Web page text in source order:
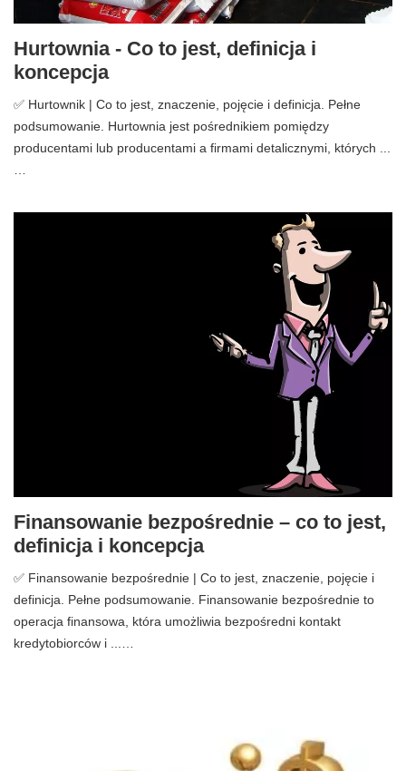
Hurtownia - Co to jest, definicja i
koncepcja
✅ Hurtownik | Co to jest, znaczenie, pojęcie i definicja. Pełne
podsumowanie. Hurtownia jest pośrednikiem pomiędzy
producentami lub producentami a firmami detalicznymi, których ...
…
Finansowanie bezpośrednie – co to jest,
definicja i koncepcja
✅ Finansowanie bezpośrednie | Co to jest, znaczenie, pojęcie i
definicja. Pełne podsumowanie. Finansowanie bezpośrednie to
operacja finansowa, która umożliwia bezpośredni kontakt
kredytobiorców i ...…